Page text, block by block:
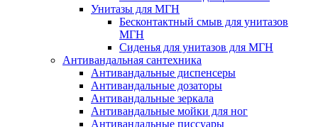
Унитазы для МГН
Бесконтактный смыв для унитазов
МГН
Сиденья для унитазов для МГН
Антивандальная сантехника
Антивандальные диспенсеры
Антивандальные дозаторы
Антивандальные зеркала
Антивандальные мойки для ног
Антивандальные писсуары